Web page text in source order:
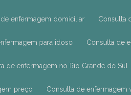
de enfermagem domiciliar
para idoso Consulta de
de enfermagem no Rio Grande do Sul
preço Consulta de enfermagem